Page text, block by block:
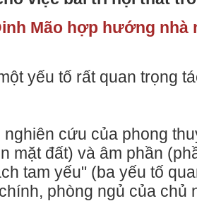
Mão hợp hướng nhà
yếu tố rất quan trọng
nghiên cứu của phong
mặt đất) và âm phần
tam yếu" (ba yếu tố
phòng ngủ của chủ